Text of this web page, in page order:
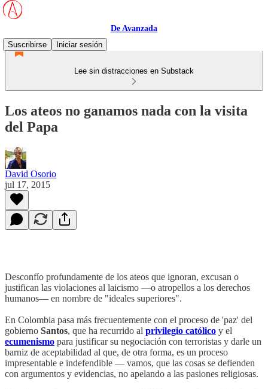
De Avanzada
Suscribirse
Iniciar sesión
Lee sin distracciones en Substack
Los ateos no ganamos nada con la visita
del Papa
David Osorio
jul 17, 2015
Desconfío profundamente de los ateos que ignoran, excusan o
justifican las violaciones al laicismo —o atropellos a los derechos
humanos— en nombre de "ideales superiores".
En Colombia pasa más frecuentemente con el proceso de 'paz' del
gobierno Santos, que ha recurrido al privilegio católico y el
ecumenismo para justificar su negociación con terroristas y darle un
barniz de aceptabilidad al que, de otra forma, es un proceso
impresentable e indefendible — vamos, que las cosas se defienden
con argumentos y evidencias, no apelando a las pasiones religiosas.